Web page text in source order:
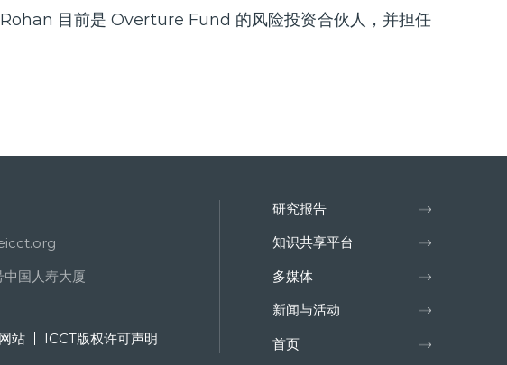
目前是 Overture Fund 的风险投资合伙人，并担任
国人寿大厦
站 ICCT版权许可声明
研究报告
知识共享平台
多媒体
新闻与活动
首页